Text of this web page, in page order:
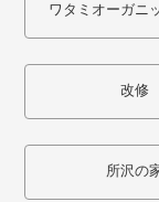
ワタミオーガニ
改修
所沢の